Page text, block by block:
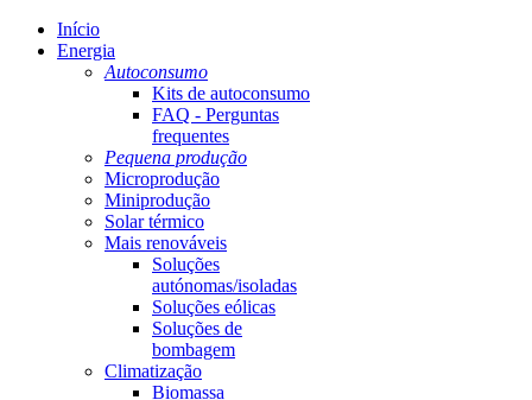
Início
Energia
Autoconsumo
Kits de autoconsumo
FAQ - Perguntas
frequentes
Pequena produção
Microprodução
Miniprodução
Solar térmico
Mais renováveis
Soluções
autónomas/isoladas
Soluções eólicas
Soluções de
bombagem
Climatização
Biomassa